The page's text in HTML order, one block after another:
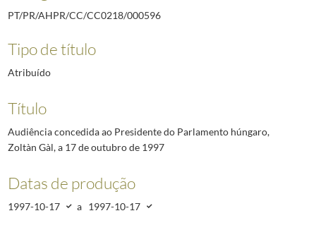
PT/PR/AHPR/CC/CC0218/000596
Tipo de título
Atribuído
Título
Audiência concedida ao Presidente do Parlamento húngaro,
Zoltàn Gàl, a 17 de outubro de 1997
Datas de produção
1997-10-17 a 1997-10-17